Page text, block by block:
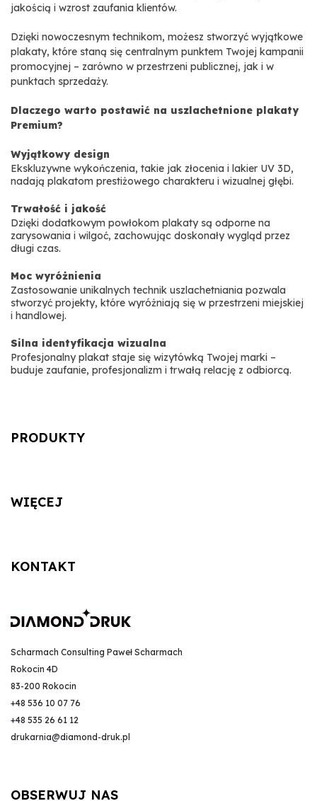
jakością i wzrost zaufania klientów.
Dzięki nowoczesnym technikom, możesz stworzyć wyjątkowe
plakaty, które staną się centralnym punktem Twojej kampanii
promocyjnej – zarówno w przestrzeni publicznej, jak i w
punktach sprzedaży.
Dlaczego warto postawić na uszlachetnione plakaty
Premium?
Wyjątkowy design
Ekskluzywne wykończenia, takie jak złocenia i lakier UV 3D,
nadają plakatom prestiżowego charakteru i wizualnej głębi.
Trwałość i jakość
Dzięki dodatkowym powłokom plakaty są odporne na
zarysowania i wilgoć, zachowując doskonały wygląd przez
długi czas.
Moc wyróżnienia
Zastosowanie unikalnych technik uszlachetniania pozwala
stworzyć projekty, które wyróżniają się w przestrzeni miejskiej
i handlowej.
Silna identyfikacja wizualna
Profesjonalny plakat staje się wizytówką Twojej marki –
buduje zaufanie, profesjonalizm i trwałą relację z odbiorcą.
PRODUKTY
WIĘCEJ
KONTAKT
Scharmach Consulting Paweł Scharmach
Rokocin 4D
83-200 Rokocin
+48 536 10 07 76
+48 535 26 61 12
drukarnia@diamond-druk.pl
OBSERWUJ NAS